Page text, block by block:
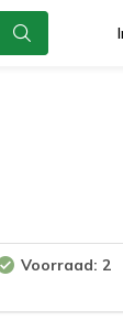
Voorraad: 2